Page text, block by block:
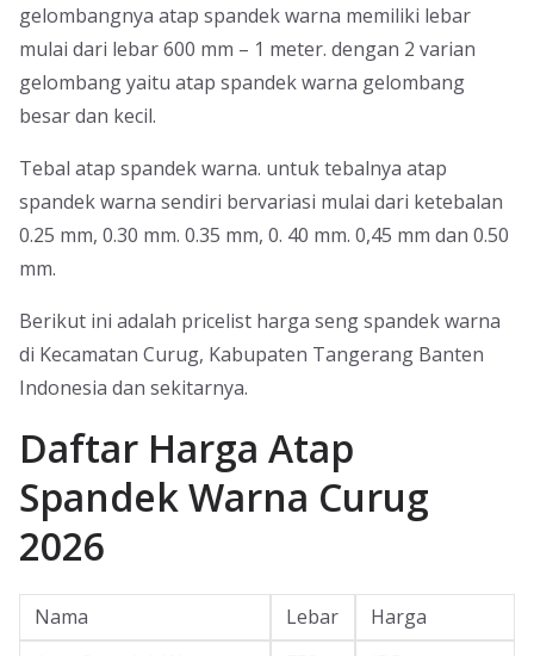
gelombangnya atap spandek warna memiliki lebar
mulai dari lebar 600 mm – 1 meter. dengan 2 varian
gelombang yaitu atap spandek warna gelombang
besar dan kecil.
Tebal atap spandek warna. untuk tebalnya atap
spandek warna sendiri bervariasi mulai dari ketebalan
0.25 mm, 0.30 mm. 0.35 mm, 0. 40 mm. 0,45 mm dan 0.50
mm.
Berikut ini adalah pricelist harga seng spandek warna
di Kecamatan Curug, Kabupaten Tangerang Banten
Indonesia dan sekitarnya.
Daftar Harga Atap
Spandek Warna Curug
2026
Nama Lebar
Harga